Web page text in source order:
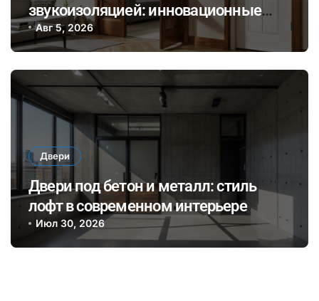
звукоизоляцией: инновационные
материалы и технологии для
комфортного общения и уединения в
доме
Авг 5, 2026
Двери
Двери под бетон и металл: стиль
лофт в современном интерьере
Июл 30, 2026